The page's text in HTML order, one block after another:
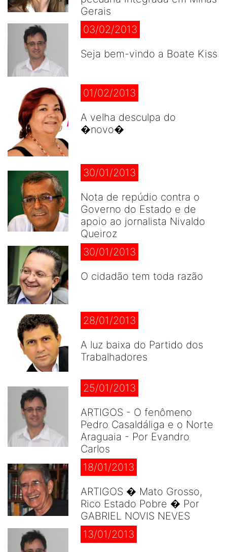
Gerais
03/02/2013
Seja bem-vindo a Boate Kiss
01/02/2013
A velha desculpa do
�novo�
30/01/2013
Nota de repúdio contra o
Governo do Estado e de
apoio ao jornalista Nivaldo
Queiroz
30/01/2013
O cidadão tem toda razão
28/01/2013
A luz baixa do Partido dos
Trabalhadores
25/01/2013
ARTIGOS - O fenômeno
Pedro Casaldáliga e o Norte
Araguaia - Por Evandro
Carlos
18/01/2013
ARTIGOS � Mato Grosso,
Rico Estado Pobre � Por
GABRIEL NOVIS NEVES
13/01/2013